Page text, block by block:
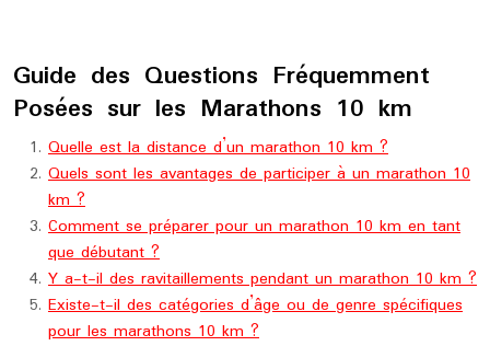
Guide des Questions Fréquemment
Posées sur les Marathons 10 km
Quelle est la distance d’un marathon 10 km ?
Quels sont les avantages de participer à un marathon 10
km ?
Comment se préparer pour un marathon 10 km en tant
que débutant ?
Y a-t-il des ravitaillements pendant un marathon 10 km ?
Existe-t-il des catégories d’âge ou de genre spécifiques
pour les marathons 10 km ?